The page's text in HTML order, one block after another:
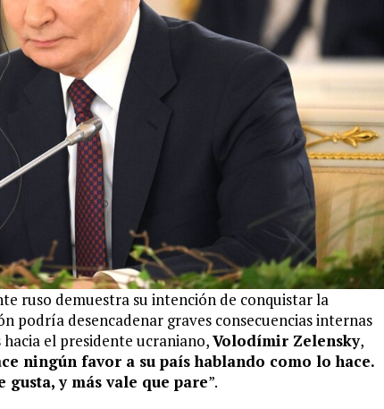
ruso demuestra su intención de conquistar la
desencadenar graves consecuencias internas
el presidente ucraniano,Volodímir Zelensky,
ningún favor a su país hablando como lo hace.
y más vale que pare”.